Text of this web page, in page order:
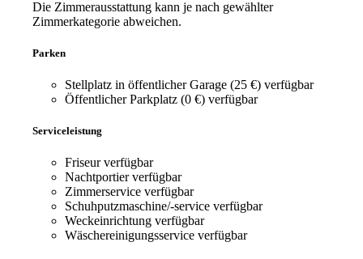
Die Zimmerausstattung kann je nach gewählter
Zimmerkategorie abweichen.
Parken
Stellplatz in öffentlicher Garage (25 €) verfügbar
Öffentlicher Parkplatz (0 €) verfügbar
Serviceleistung
Friseurverfügbar
Nachtportierverfügbar
Zimmerservice verfügbar
Schuhputzmaschine/-service verfügbar
Weckeinrichtung verfügbar
Wäschereinigungsservice verfügbar